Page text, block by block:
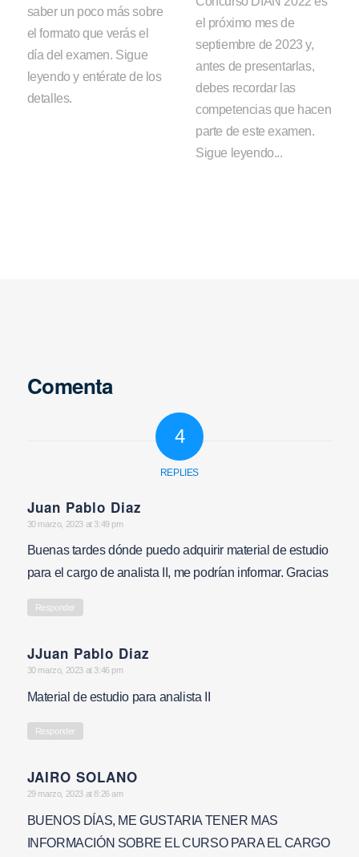
saber un poco más sobre
el formato que verás el
día del examen. Sigue
leyendo y entérate de los
detalles.
el próximo mes de
septiembre de 2023 y,
antes de presentarlas,
debes recordar las
competencias que hacen
parte de este examen.
Sigue leyendo...
Comenta
4
REPLIES
Juan Pablo Diaz
says:
30 marzo, 2023 at 3:49 pm
Buenas tardes dónde puedo adquirir material de estudio
para el cargo de analista II, me podrían informar. Gracias
Responder
JJuan Pablo Diaz
says:
30 marzo, 2023 at 3:46 pm
Material de estudio para analista II
Responder
JAIRO SOLANO
says:
29 marzo, 2023 at 8:26 am
BUENOS DÍAS, ME GUSTARIA TENER MAS
INFORMACIÓN SOBRE EL CURSO PARA EL CARGO